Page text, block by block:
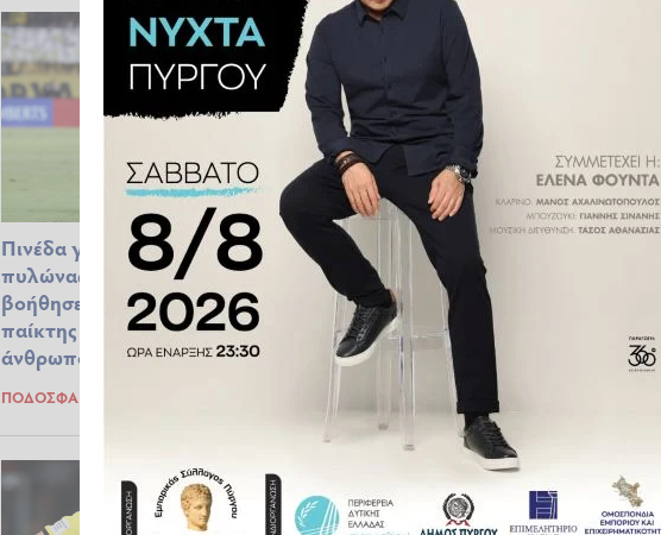
Πινέδα για Αλμέιδα: "Είναι
πυλώνας στην καριέρα μου, με
βοήθησε να γίνω σπουδαίος
παίκτης και εξαιρετικός
άνθρωπος"
ΠΟΔΌΣΦΑΙΡΟ
Πινέδα: "Ο Αλμέιδα μου έχει
ότι συνεχίζει στην ΑΕΚ, νιώθω
πολύ καλά εδώ"
ΠΟΔΌΣΦΑΙΡΟ 12.11.2024 15:10